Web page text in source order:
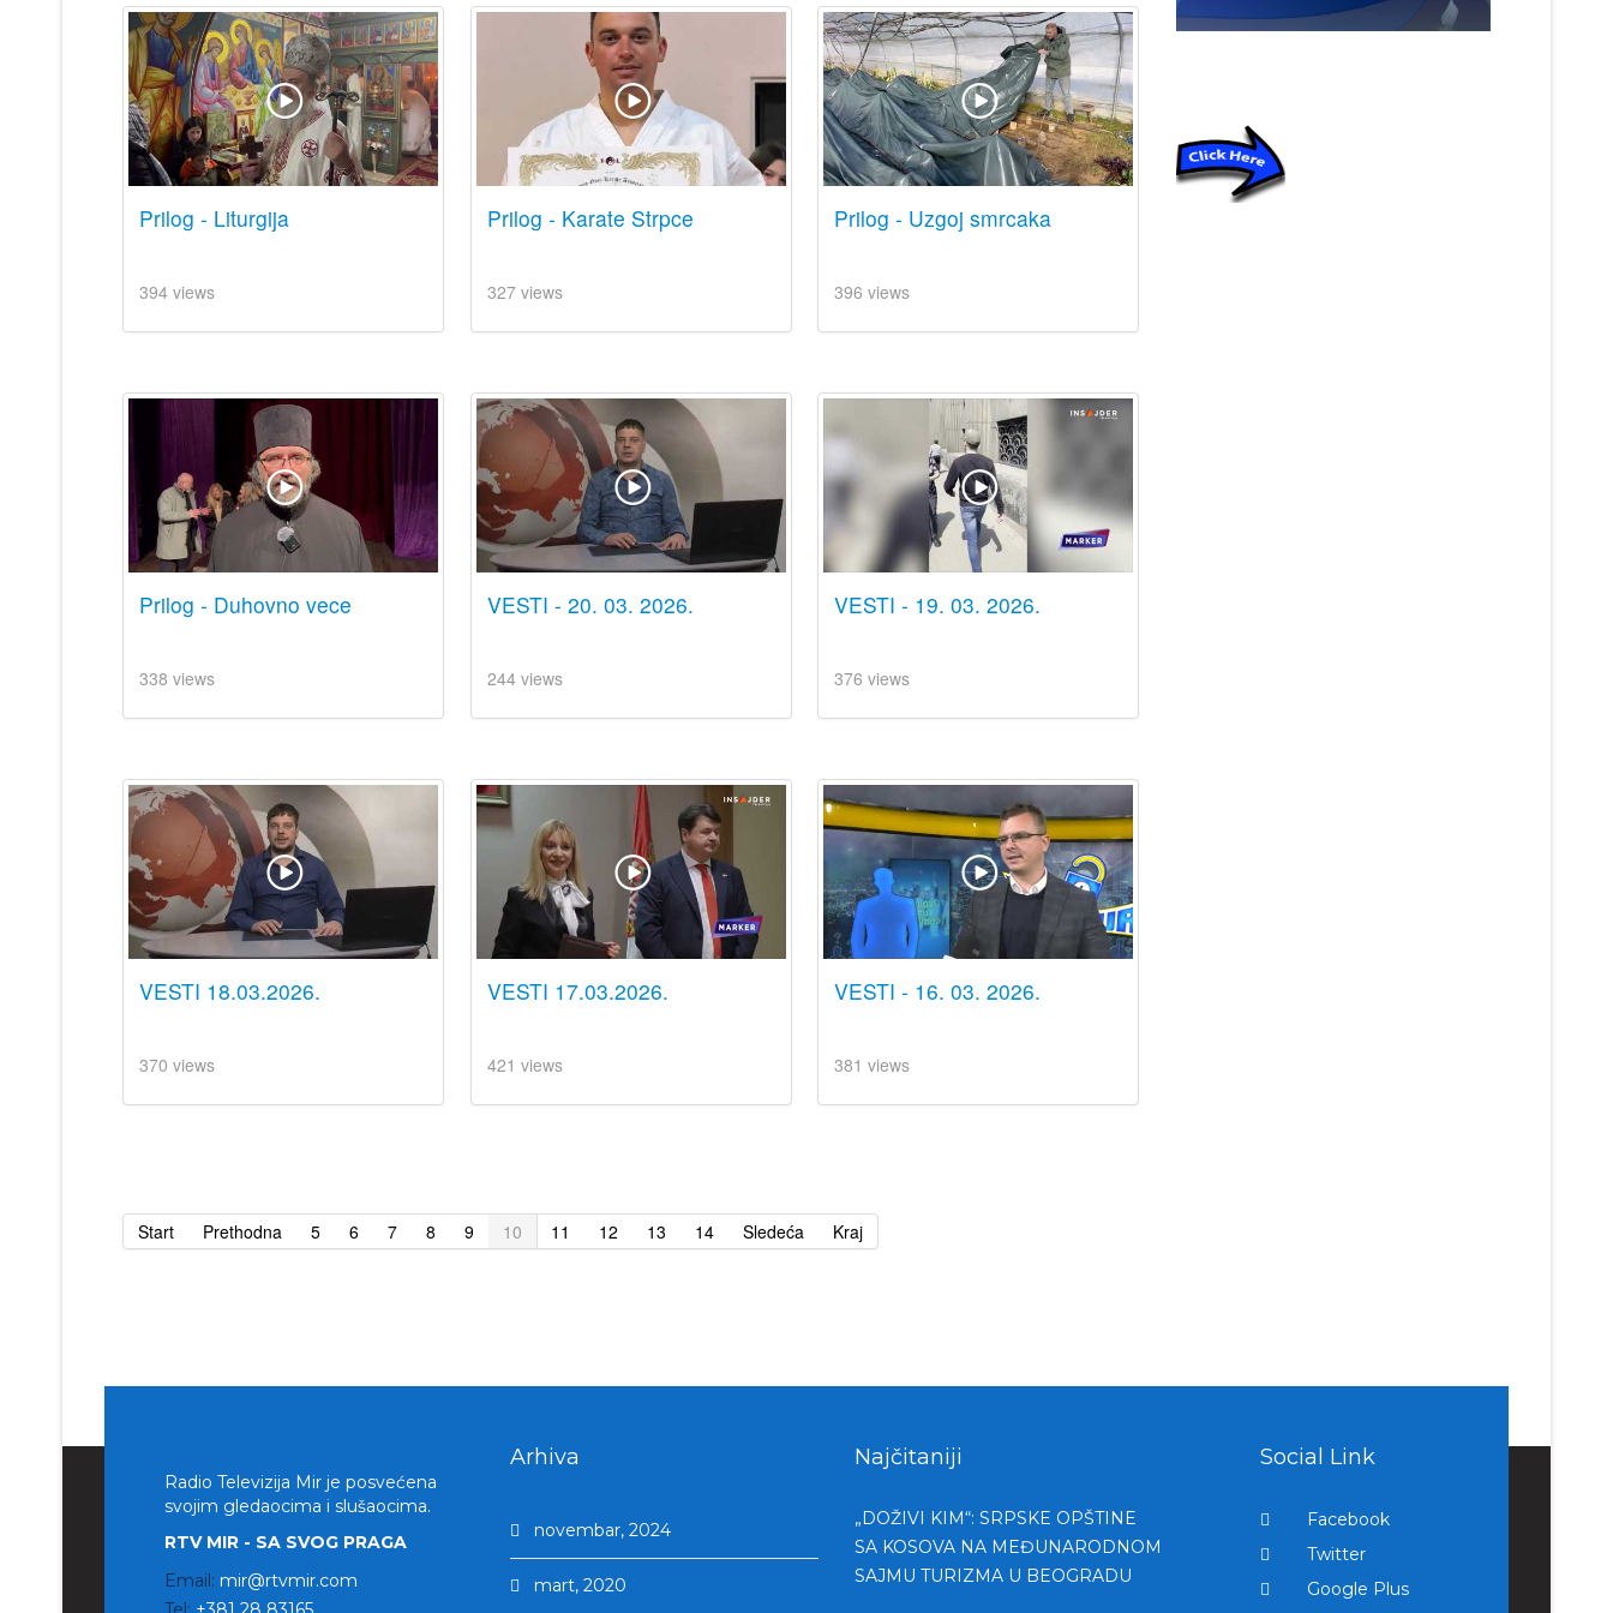
Prilog - Liturgija
394 views
Prilog - Karate Strpce
327 views
Prilog - Uzgoj smrcaka
396 views
Prilog - Duhovno vece
338 views
VESTI - 20. 03. 2026.
244 views
VESTI - 19. 03. 2026.
376 views
VESTI 18.03.2026.
370 views
VESTI 17.03.2026.
421 views
VESTI - 16. 03. 2026.
381 views
Start Prethodna 5 6 7 8 9 10 11 12 13 14 Sledeća Kraj
Radio Televizija Mir je posvećena
svojim gledaocima i slušaocima.
RTV MIR - SA SVOG PRAGA
Email: mir@rtvmir.com
Arhiva
novembar, 2024
mart, 2020
Najčitaniji
„DOŽIVI KIM“: SRPSKE OPŠTINE
SA KOSOVA NA MEĐUNARODNOM
SAJMU TURIZMA U BEOGRADU
Social Link
Facebook
Twitter
Google Plus